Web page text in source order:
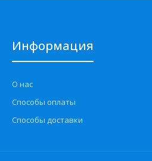
Информация
О нас
Способы оплаты
Способы доставки